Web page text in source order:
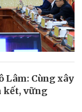
Lâm: Cùng xây
kết, vững